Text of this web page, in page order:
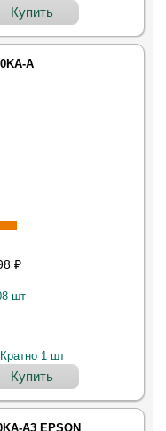
Купить
A
₽
шт
Кратно 1 шт
Купить
A3 EPSON